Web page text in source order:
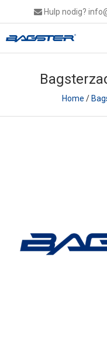
Hulp nodig?
Home /